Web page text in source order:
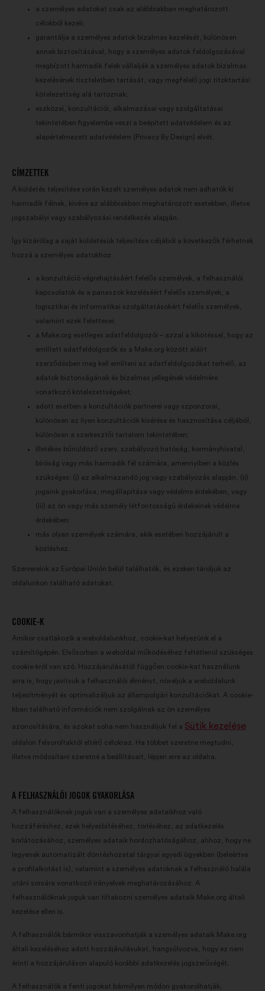
a személyes adatokat csak az alábbiakban meghatározott
célokból kezeli;
garantálja a személyes adatok bizalmas kezelését, különösen
annak biztosításával, hogy a személyes adatok feldolgozásával
megbízott harmadik felek vállalják a személyes adatok bizalmas
kezelésének tiszteletben tartását, vagy megfelelő jogi titoktartási
kötelezettség alá tartoznak;
eszközei, konzultációi, alkalmazásai vagy szolgáltatásai
tekintetében figyelembe veszi a beépített adatvédelem és az
alapértelmezett adatvédelem (Privacy By Design) elvét.
CÍMZETTEK
A küldetés teljesítése során kezelt személyes adatok nem adhatók ki
harmadik félnek, kivéve az alábbiakban meghatározott esetekben, illetve
jogszabályi vagy szabályozási rendelkezés alapján.
Így kizárólag a saját küldetésük teljesítése céljából a következők férhetnek
hozzá a személyes adatokhoz:
a konzultáció végrehajtásáért felelős személyek, a felhasználói
kapcsolatok és a panaszok kezeléséért felelős személyek, a
logisztikai és informatikai szolgáltatásokért felelős személyek,
valamint ezek felettesei;
a Make.org esetleges adatfeldolgozói – azzal a kikötéssel, hogy az
említett adatfeldolgozók és a Make.org között aláírt
szerződésben meg kell említeni az adatfeldolgozókat terhelő, az
adatok biztonságának és bizalmas jellegének védelmére
vonatkozó kötelezettségeket;
adott esetben a konzultációk partnerei vagy szponzorai,
különösen az ilyen konzultációk kísérése és hasznosítása céljából,
különösen a szerkesztői tartalom tekintetében;
illetékes bűnüldöző szerv, szabályozó hatóság, kormányhivatal,
bíróság vagy más harmadik fél számára, amennyiben a közlés
szükséges: (i) az alkalmazandó jog vagy szabályozás alapján, (ii)
jogaink gyakorlása, megállapítása vagy védelme érdekében, vagy
(iii) az ön vagy más személy létfontosságú érdekeinek védelme
érdekében;
más olyan személyek számára, akik esetében hozzájárult a
közléshez.
Szervereink az Európai Unión belül találhatók, és ezeken tároljuk az
oldalunkon található adatokat.
COOKIE-K
Amikor csatlakozik a weboldalunkhoz, cookie-kat helyezünk el a
számítógépén. Elsősorban a weboldal működéséhez feltétlenül szükséges
cookie-król van szó. Hozzájárulásától függően cookie-kat használunk
arra is, hogy javítsuk a felhasználói élményt, növeljük a weboldalunk
teljesítményét és optimalizáljuk az állampolgári konzultációkat. A cookie-
kban található információk nem szolgálnak az ön személyes
azonosítására, és azokat soha nem használjuk fel a Sütik kezelése
oldalon felsoroltaktól eltérő célokraz. Ha többet szeretne megtudni,
illetve módosítani szeretné a beállításait, lépjen erre az oldalra.
A FELHASZNÁLÓI JOGOK GYAKORLÁSA
A felhasználóknak joguk van a személyes adataikhoz való
hozzáféréshez, ezek helyesbítéséhez, törléséhez, az adatkezelés
korlátozásához, személyes adataik hordozhatóságához, ahhoz, hogy ne
legyenek automatizált döntéshozatal tárgyai egyedi ügyekben (beleértve
a profilalkotást is), valamint a személyes adatoknak a felhasználó halála
utáni sorsára vonatkozó irányelvek meghatározásához. A
felhasználóknak joguk van tiltakozni személyes adataik Make.org általi
kezelése ellen is.
A felhasználók bármikor visszavonhatják a személyes adataik Make.org
általi kezeléséhez adott hozzájárulásukat, hangsúlyozva, hogy ez nem
érinti a hozzájáruláson alapuló korábbi adatkezelés jogszerűségét.
A felhasználók a fenti jogokat bármilyen módon gyakorolhatják,
összesített módon történő
bővítésére szolgáló sütik.
Közösségi hálózati:a közösségi
hálózatokon való hatásunk
növeléséhez szükséges sütik